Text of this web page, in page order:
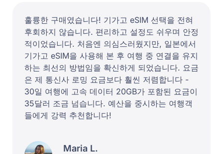
훌륭한 구매였습니다! 기가고 eSIM 선택을 전혀
후회하지 않습니다. 편리하고 설정도 쉬우며 안정
적이었습니다. 처음엔 의심스러웠지만, 일본에서
기가고 eSIM을 사용해 본 후 여행 중 연결을 유지
하는 최선의 방법임을 확신하게 되었습니다. 요금
은 제 통신사 로밍 요금보다 훨씬 저렴합니다 -
30일 여행에 고속 데이터 20GB가 포함된 요금이
35달러 조금 넘습니다. 예산을 중시하는 여행객
들에게 강력 추천합니다!
Maria L.